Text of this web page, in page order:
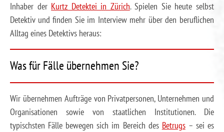
Inhaber der Kurtz Detektei in Zürich. Spielen Sie heute selbst
Detektiv und finden Sie im Interview mehr über den beruflichen
Alltag eines Detektivs heraus:
Was für Fälle übernehmen Sie?
Wir übernehmen Aufträge von Privatpersonen, Unternehmen und
Organisationen sowie von staatlichen Institutionen. Die
typischsten Fälle bewegen sich im Bereich des Betrugs– sei es